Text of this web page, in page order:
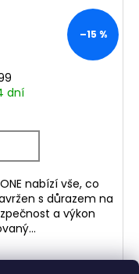
–15 %
dní
nabízí vše, co
s důrazem na
a výkon